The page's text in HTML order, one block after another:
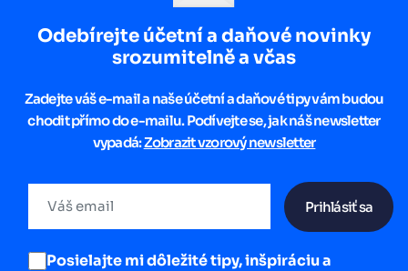
Odebírejte účetní a daňové novinky
srozumitelně a včas
Zadejte váš e-mail a naše účetní a daňové tipy vám budou
chodit přímo do e-mailu. Podívejte se, jak náš newsletter
vypadá:Zobrazit vzorový newsletter
Prihlásiť sa
Posielajte mi dôležité tipy, inšpiráciu a